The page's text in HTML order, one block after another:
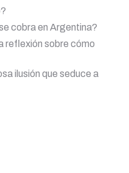
cobra en Argentina?
reflexión sobre cómo
ilusión que seduce a